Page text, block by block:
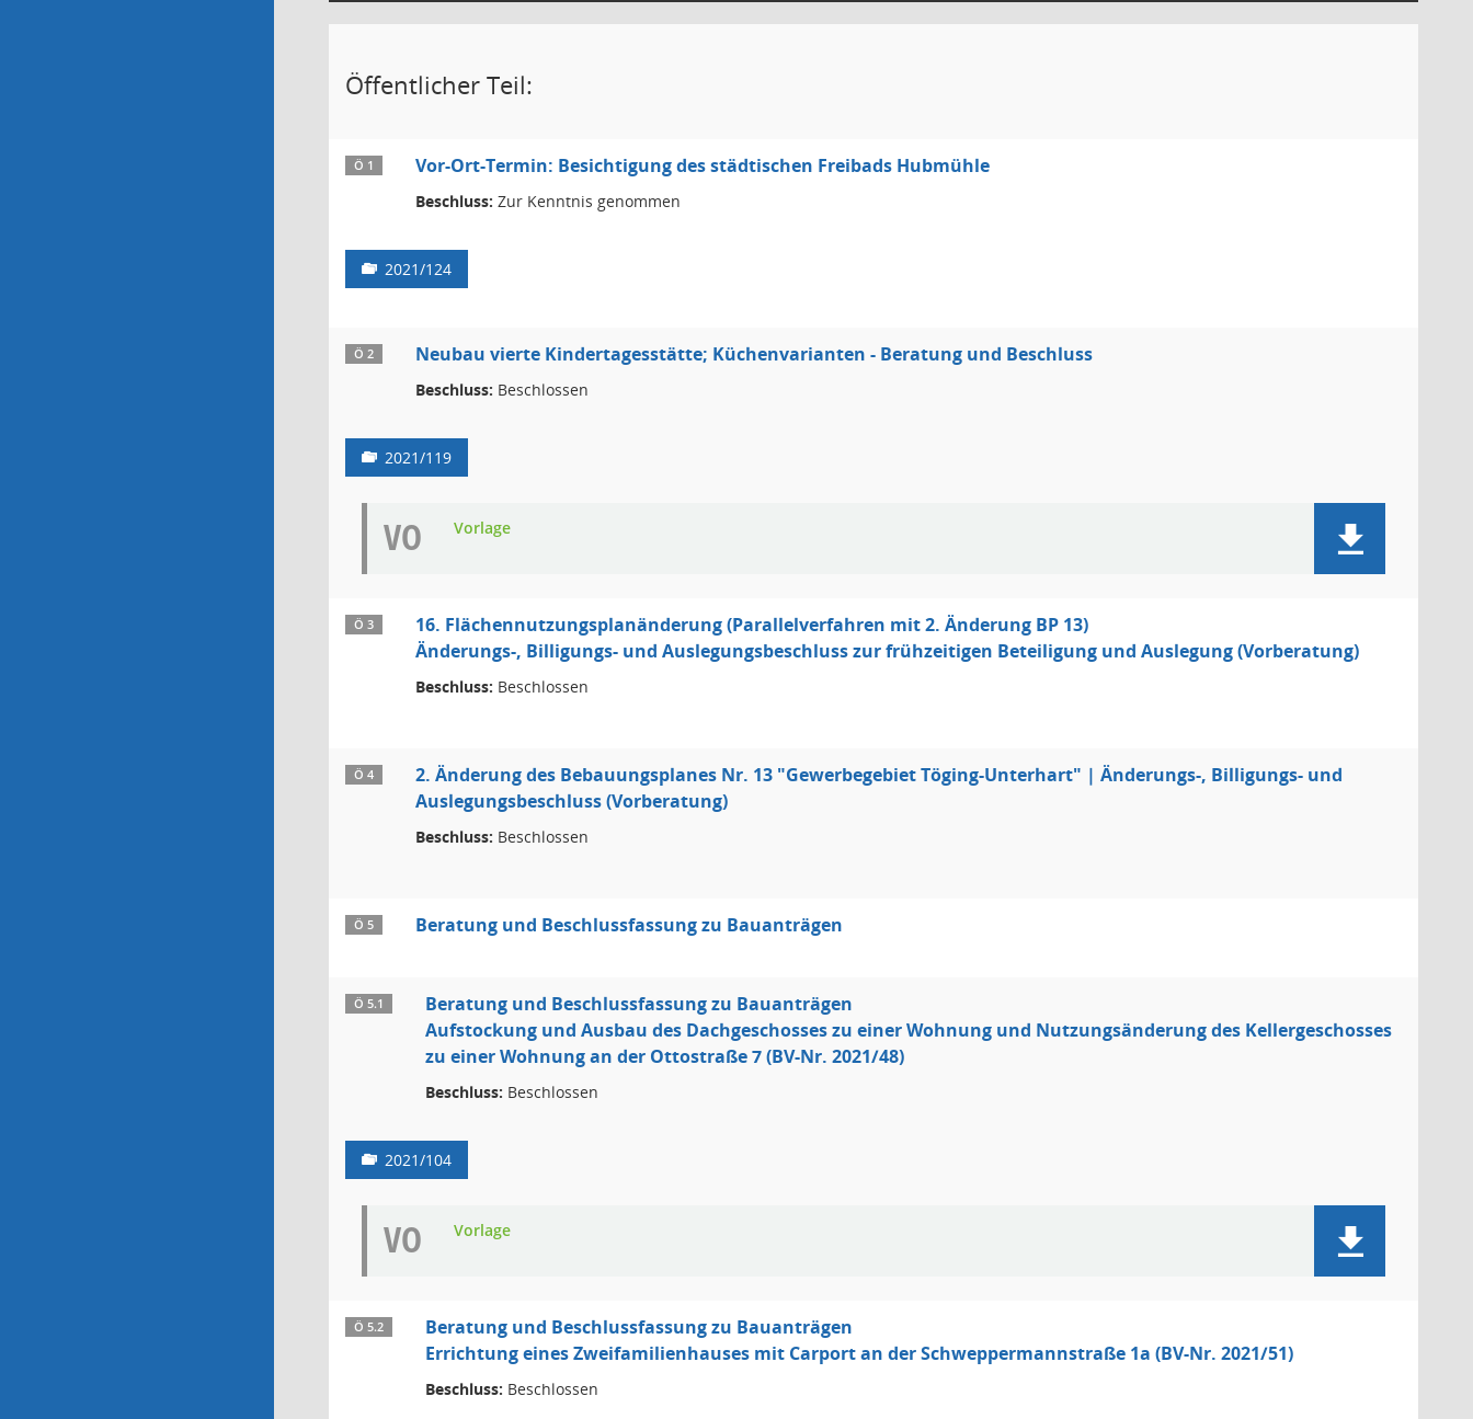
Öffentlicher Teil:
Ö 1 Vor-Ort-Termin: Besichtigung des städtischen Freibads Hubmühle
Beschluss: Zur Kenntnis genommen
2021/124
Ö 2 Neubau vierte Kindertagesstätte; Küchenvarianten - Beratung und Beschluss
Beschluss: Beschlossen
2021/119
VO Vorlage
Ö 3
16. Flächennutzungsplanänderung (Parallelverfahren mit 2. Änderung BP 13)
Änderungs-, Billigungs- und Auslegungsbeschluss zur frühzeitigen Beteiligung und Auslegung (Vorberatung)
Beschluss: Beschlossen
Ö 4
2. Änderung des Bebauungsplanes Nr. 13 "Gewerbegebiet Töging-Unterhart" | Änderungs-, Billigungs- und
Auslegungsbeschluss (Vorberatung)
Beschluss: Beschlossen
Ö 5 Beratung und Beschlussfassung zu Bauanträgen
Ö 5.1
Beratung und Beschlussfassung zu Bauanträgen
Aufstockung und Ausbau des Dachgeschosses zu einer Wohnung und Nutzungsänderung des Kellergeschosses
zu einer Wohnung an der Ottostraße 7 (BV-Nr. 2021/48)
Beschluss: Beschlossen
2021/104
VO Vorlage
Ö 5.2
Beratung und Beschlussfassung zu Bauanträgen
Errichtung eines Zweifamilienhauses mit Carport an der Schweppermannstraße 1a (BV-Nr. 2021/51)
Beschluss: Beschlossen